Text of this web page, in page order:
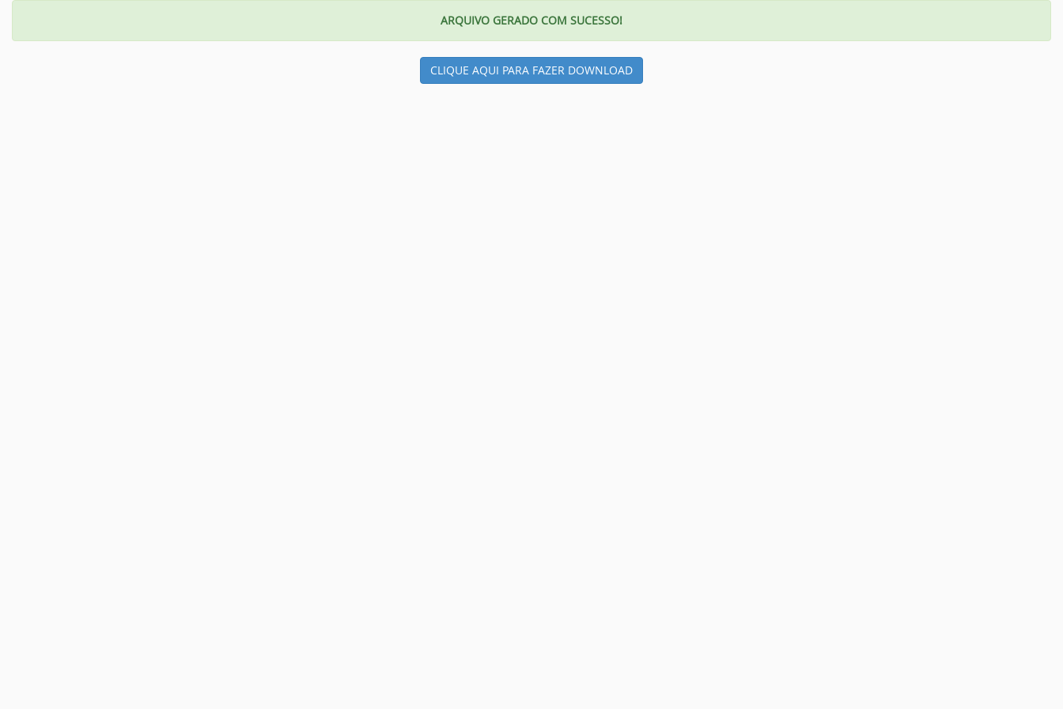
ARQUIVO GERADO COM SUCESSO!
CLIQUE AQUI PARA FAZER DOWNLOAD